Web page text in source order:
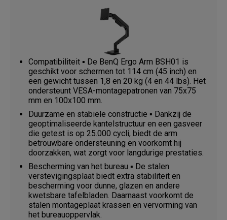
Compatibiliteit ▪️ De BenQ Ergo Arm BSH01 is
geschikt voor schermen tot 114 cm (45 inch) en
een gewicht tussen 1,8 en 20 kg (4 en 44 lbs). Het
ondersteunt VESA-montagepatronen van 75x75
mm en 100x100 mm.
Duurzame en stabiele constructie ▪️ Dankzij de
geoptimaliseerde kantelstructuur en een gasveer
die getest is op 25.000 cycli, biedt de arm
betrouwbare ondersteuning en voorkomt hij
doorzakken, wat zorgt voor langdurige prestaties.
Bescherming van het bureau ▪️ De stalen
verstevigingsplaat biedt extra stabiliteit en
bescherming voor dunne, glazen en andere
kwetsbare tafelbladen. Daarnaast voorkomt de
stalen montageplaat krassen en vervorming van
het bureauoppervlak.